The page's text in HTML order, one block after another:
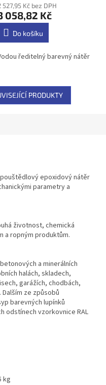
527,95 Kč bez DPH
058,82 Kč
Do košíku
ředitelný barevný nátěr
PRODUKTY
epoxidový nátěr
parametry a
životnost, chemická
a ropným produktům.
a minerálních
halách, skladech,
garážích, chodbách,
ze způsobů
barevných lupínků
odstínech vzorkovnice RAL
kg